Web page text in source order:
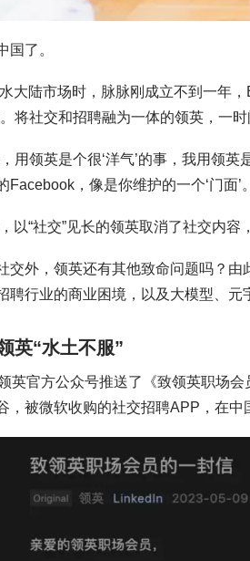
国了。
大陆市场时，脉脉刚成立不到一年
将社交和招聘融为一体的领英，一时
用领英是个很‘洋气’的事，我用领
Facebook，像是你维护的一个‘门面’
以“社交”见长的领英取消了社交内
交外，领英还有其他致命问题吗？
聘行业的商业困境，以及大模型、
英“水土不服”
英官方公众号推送了《致领英职场
，被微软收购的社交招聘APP，在中